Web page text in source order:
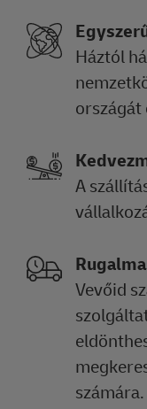
Háztól
országát
A
Vevőid
számára.